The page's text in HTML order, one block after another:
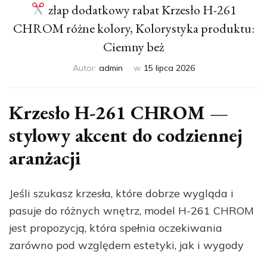
złap dodatkowy rabat Krzesło H-261
CHROM różne kolory, Kolorystyka produktu:
Ciemny beż
Autor: admin w 15 lipca 2026
Krzesło H-261 CHROM —
stylowy akcent do codziennej
aranżacji
Jeśli szukasz krzesła, które dobrze wygląda i
pasuje do różnych wnętrz, model H-261 CHROM
jest propozycją, która spełnia oczekiwania
zarówno pod względem estetyki, jak i wygody